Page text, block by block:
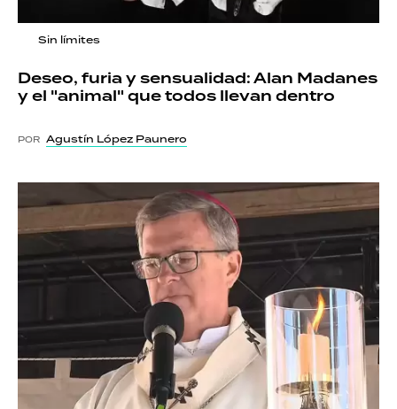
Sin límites
Deseo, furia y sensualidad: Alan Madanes
y el "animal" que todos llevan dentro
POR Agustín López Paunero